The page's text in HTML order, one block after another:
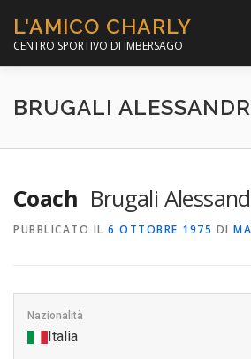
contenuto
L'AMICO CHARLY
CENTRO SPORTIVO DI IMBERSAGO
LA SOCCER LEAGUE CORSO
SCUOLA TENNIS
BRUGALI
Coach Brugali
PUBBLICATO IL 6 OTTOBRE 1975 DI
Nazionalità
Italia